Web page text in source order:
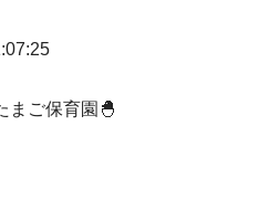
まご保育園🐣